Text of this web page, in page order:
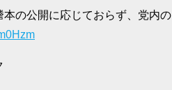
の公開に応じておらず、党内の